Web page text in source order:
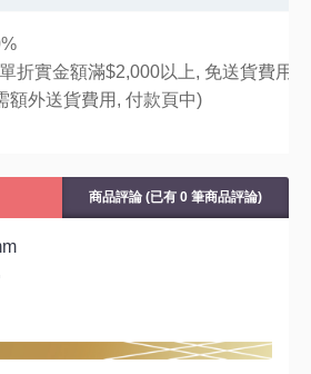
折實金額滿$2,000以上, 免送貨費用,
外送貨費用, 付款頁中)
商品評論 (已有 0 筆商品評論)